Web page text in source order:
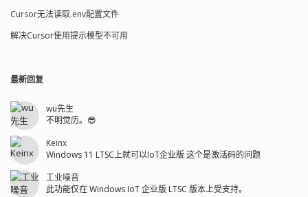
Cursor无法读取.env配置文件
解决Cursor使用提示模型不可用
最新回复
wu先生
不明觉历。😎
Keinx
Windows 11 LTSC上就可以IoT企业版 这个是激活码的问题
工业噪音
此功能仅在 Windows IoT 企业版 LTSC 版本上受支持。